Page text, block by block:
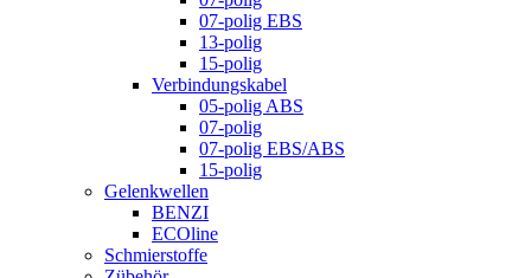
07-polig EBS
13-polig
15-polig
Verbindungskabel
05-polig ABS
07-polig
07-polig EBS/ABS
15-polig
Gelenkwellen
BENZI
ECOline
Schmierstoffe